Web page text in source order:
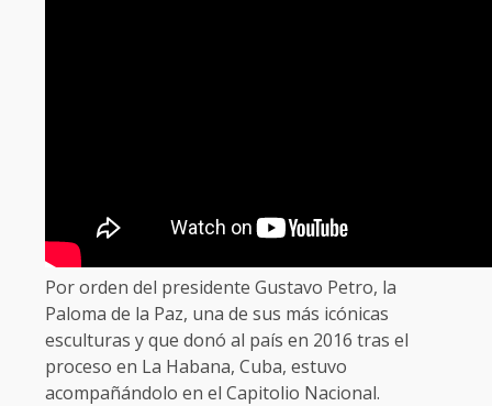
Por orden del presidente Gustavo Petro, la
Paloma de la Paz, una de sus más icónicas
esculturas y que donó al país en 2016 tras el
proceso en La Habana, Cuba, estuvo
acompañándolo en el Capitolio Nacional.